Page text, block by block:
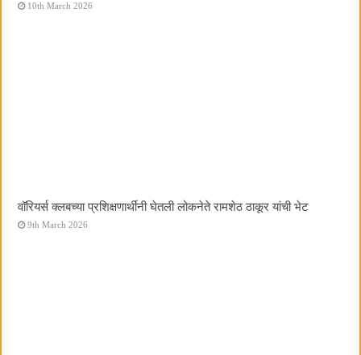
10th March 2026
वॉरियर्स क्लबच्या प्रशिक्षणार्थींनी घेतली लोकनेते रामशेठ ठाकूर यांची भेट
9th March 2026